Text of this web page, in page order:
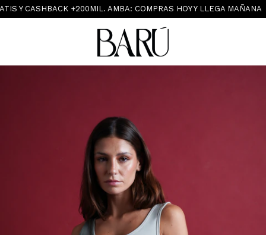
+200MIL. AMBA: COMPRAS HOY Y LLEGA MAÑANA